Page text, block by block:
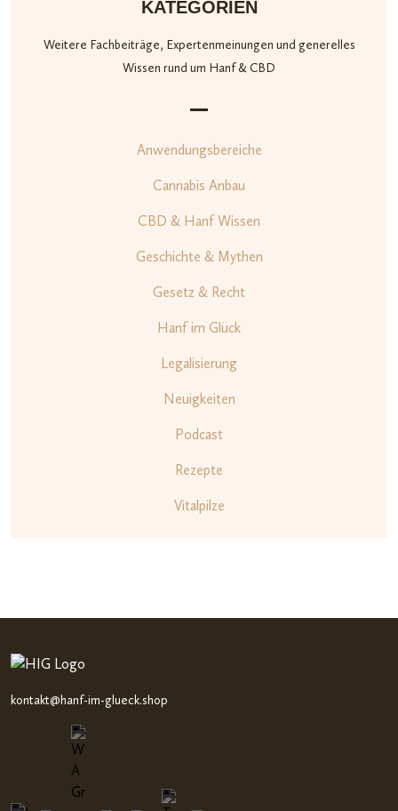
KATEGORIEN
Weitere Fachbeiträge, Expertenmeinungen und generelles
Wissen rund um Hanf & CBD
Anwendungsbereiche
Cannabis Anbau
CBD & Hanf Wissen
Geschichte & Mythen
Gesetz & Recht
Hanf im Glück
Legalisierung
Neuigkeiten
Podcast
Rezepte
Vitalpilze
kontakt@hanf-im-glueck.shop